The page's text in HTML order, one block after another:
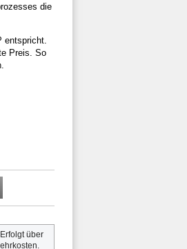
die
entspricht.
Preis. So
über